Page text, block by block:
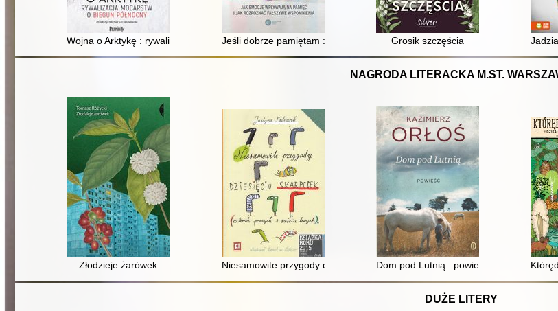
Wojna o Arktykę : rywalizacja mocarstw o biegun północnyJeśli dobrze pamiętam : jak emocje wpływają na pamięć i jak rozpoznać
Grosik szczęścia
NAGRODA LITERACKA M.ST.
Złodzieje żarówek Niesamowite przygody dziesięciu skarpetek (czterech prawych i sześciu
Dom pod Lutnią : powieść
DUŻE LITERY